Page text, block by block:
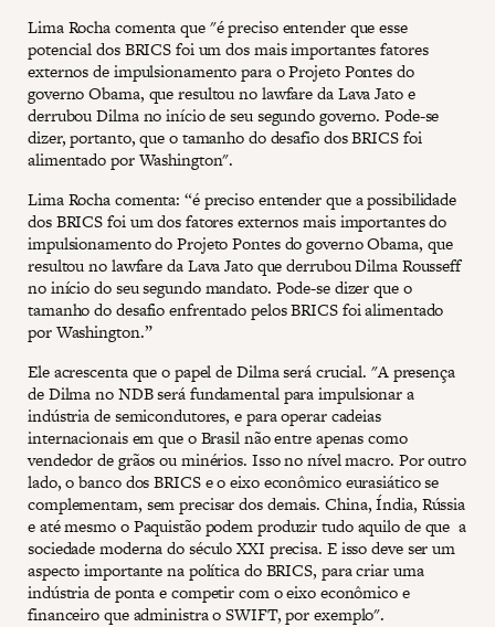
Lima Rocha comenta que "é preciso entender que esse
potencial dos BRICS foi um dos mais importantes fatores
externos de impulsionamento para o Projeto Pontes do
governo Obama, que resultou no lawfare da Lava Jato e
derrubou Dilma no início de seu segundo governo. Pode-se
dizer, portanto, que o tamanho do desafio dos BRICS foi
alimentado por Washington".
Lima Rocha comenta: “é preciso entender que a possibilidade
dos BRICS foi um dos fatores externos mais importantes do
impulsionamento do Projeto Pontes do governo Obama, que
resultou no lawfare da Lava Jato que derrubou Dilma Rousseff
no início do seu segundo mandato. Pode-se dizer que o
tamanho do desafio enfrentado pelos BRICS foi alimentado
por Washington.”
Ele acrescenta que o papel de Dilma será crucial. "A presença
de Dilma no NDB será fundamental para impulsionar a
indústria de semicondutores, e para operar cadeias
internacionais em que o Brasil não entre apenas como
vendedor de grãos ou minérios. Isso no nível macro. Por outro
lado, o banco dos BRICS e o eixo econômico eurasiático se
complementam, sem precisar dos demais. China, Índia, Rússia
e até mesmo o Paquistão podem produzir tudo aquilo de que a
sociedade moderna do século XXI precisa. E isso deve ser um
aspecto importante na política do BRICS, para criar uma
indústria de ponta e competir com o eixo econômico e
financeiro que administra o SWIFT, por exemplo".